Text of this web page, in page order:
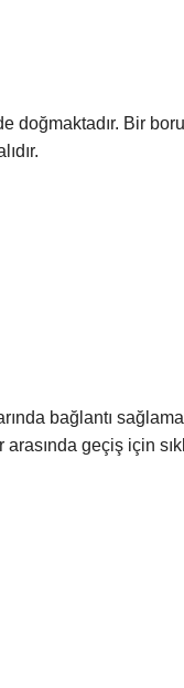
doğmaktadır. Bir
bağlantı
geçiş için